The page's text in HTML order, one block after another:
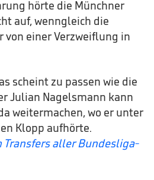
hörte die Münchner
auf, wenngleich die
von einer Verzweiflung in
scheint zu passen wie die
Julian Nagelsmann kann
weitermachen, wo er unter
Klopp aufhörte.
Transfers aller Bundesliga-